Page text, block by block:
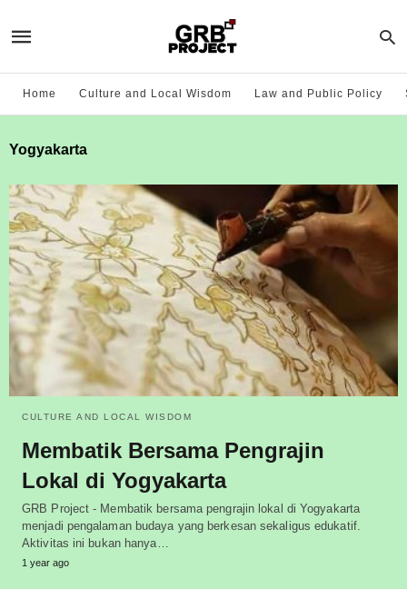
Home Culture and Local Wisdom Law and Public Policy
Yogyakarta
CULTURE AND LOCAL WISDOM
Membatik Bersama Pengrajin
Lokal di Yogyakarta
GRB Project - Membatik bersama pengrajin lokal di Yogyakarta
menjadi pengalaman budaya yang berkesan sekaligus edukatif.
Aktivitas ini bukan hanya…
1 year ago